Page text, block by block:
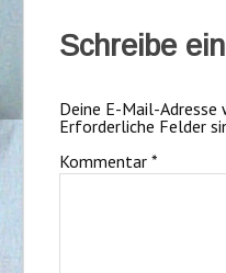
Schreibe
Deine E-Mail-
Erforderliche Felder
Kommentar *